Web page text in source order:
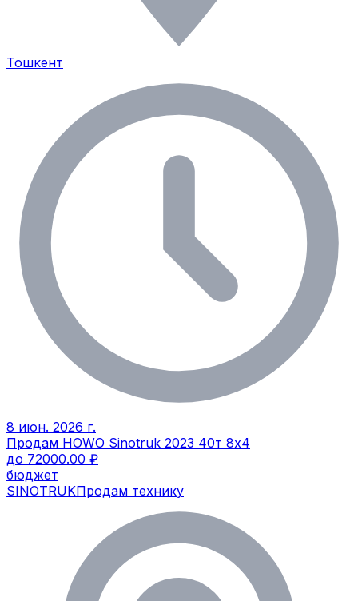
Тошкент
8 июн. 2026 г.
Продам HOWO Sinotruk 2023 40т 8х4
до 72000.00 ₽
бюджет
SINOTRUKПродам технику